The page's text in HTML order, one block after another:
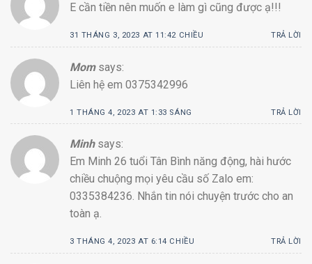
E cần tiền nên muốn e làm gì cũng được ạ!!!
31 THÁNG 3, 2023 AT 11:42 CHIỀU TRẢ LỜI
Mom says:
Liên hệ em 0375342996
1 THÁNG 4, 2023 AT 1:33 SÁNG TRẢ LỜI
Minh says:
Em Minh 26 tuổi Tân Bình năng động, hài hước
chiều chuộng mọi yêu cầu số Zalo em:
0335384236. Nhắn tin nói chuyện trước cho an
toàn ạ.
3 THÁNG 4, 2023 AT 6:14 CHIỀU TRẢ LỜI